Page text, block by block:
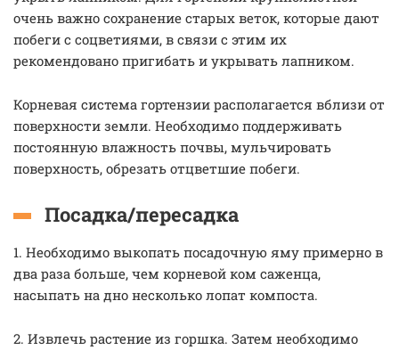
очень важно сохранение старых веток, которые дают
побеги с соцветиями, в связи с этим их
рекомендовано пригибать и укрывать лапником.
Корневая система гортензии располагается вблизи от
поверхности земли. Необходимо поддерживать
постоянную влажность почвы, мульчировать
поверхность, обрезать отцветшие побеги.
Посадка/пересадка
1. Необходимо выкопать посадочную яму примерно в
два раза больше, чем корневой ком саженца,
насыпать на дно несколько лопат компоста.
2. Извлечь растение из горшка. Затем необходимо